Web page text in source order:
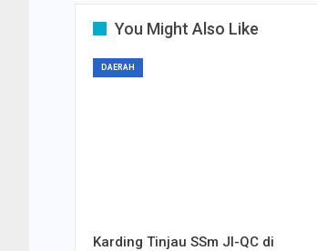
You Might Also Like
DAERAH
Karding Tinjau SSm JI-QC di